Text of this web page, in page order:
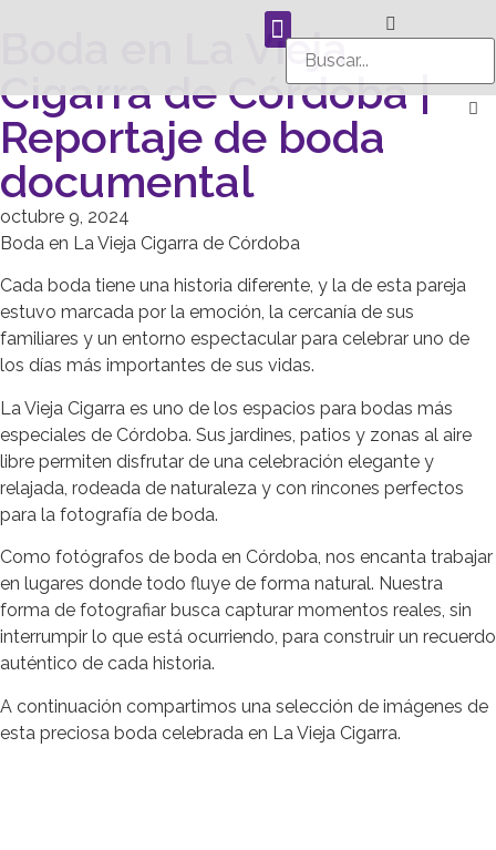
Boda en La Vieja
Cigarra de Córdoba |
Reportaje de boda
documental
octubre 9, 2024
Boda en La Vieja Cigarra de Córdoba
Cada boda tiene una historia diferente, y la de esta pareja
estuvo marcada por la emoción, la cercanía de sus
familiares y un entorno espectacular para celebrar uno de
los días más importantes de sus vidas.
La Vieja Cigarra es uno de los espacios para bodas más
especiales de Córdoba. Sus jardines, patios y zonas al aire
libre permiten disfrutar de una celebración elegante y
relajada, rodeada de naturaleza y con rincones perfectos
para la fotografía de boda.
Como fotógrafos de boda en Córdoba, nos encanta trabajar
en lugares donde todo fluye de forma natural. Nuestra
forma de fotografiar busca capturar momentos reales, sin
interrumpir lo que está ocurriendo, para construir un recuerdo
auténtico de cada historia.
A continuación compartimos una selección de imágenes de
esta preciosa boda celebrada en La Vieja Cigarra.